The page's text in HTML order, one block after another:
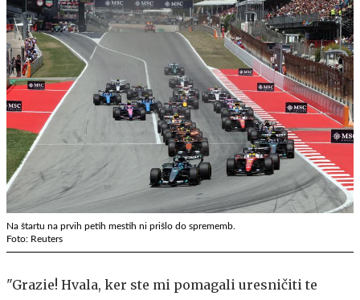
Na štartu na prvih petih mestih ni prišlo do sprememb.
Foto: Reuters
"Grazie! Hvala, ker ste mi pomagali uresničiti te